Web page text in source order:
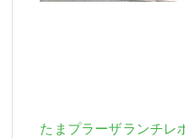
たまプラーザランチレ